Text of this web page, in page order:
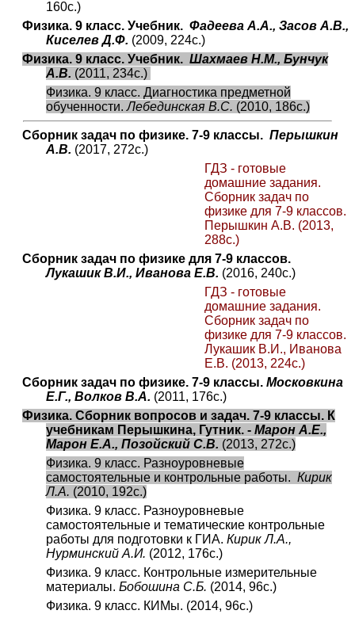
160с.)
Физика. 9 класс. Учебник. Фадеева А.А., Засов А.В.,
Киселев Д.Ф. (2009, 224с.)
Физика. 9 класс. Учебник. Шахмаев Н.М., Бунчук
А.В. (2011, 234с.)
Физика. 9 класс. Диагностика предметной
обученности.Лебединская В.С. (2010, 186с.)
Сборник задач по физике. 7-9 классы. Перышкин
А.В. (2017, 272с.)
ГДЗ - готовые
домашние задания.
Сборник задач по
физике для 7-9 классов.
Перышкин А.В. (2013,
288с.)
Сборник задач по физике для 7-9 классов.
Лукашик В.И., Иванова Е.В. (2016, 240с.)
ГДЗ - готовые
домашние задания.
Сборник задач по
физике для 7-9 классов.
Лукашик В.И., Иванова
Е.В. (2013, 224с.)
Сборник задач по физике. 7-9 классы. Московкина
Е.Г., Волков В.А. (2011, 176с.)
Физика. Сборник вопросов и задач. 7-9 классы. К
учебникам Перышкина, Гутник. - Марон А.Е.,
Марон Е.А., Позойский С.В. (2013, 272с.)
Физика. 9 класс. Разноуровневые
самостоятельные и контрольные работы. Кирик
Л.А. (2010, 192с.)
Физика. 9 класс. Разноуровневые
самостоятельные и тематические контрольные
работы для подготовки к ГИА. Кирик Л.А.,
Нурминский А.И. (2012, 176с.)
Физика. 9 класс. Контрольные измерительные
материалы. Бобошина С.Б. (2014, 96с.)
Физика. 9 класс. КИМы. (2014, 96с.)